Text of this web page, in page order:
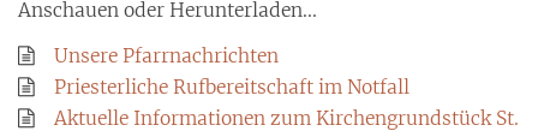
Anschauen oder Herunterladen...
Unsere Pfarrnachrichten
Priesterliche Rufbereitschaft im Notfall
Aktuelle Informationen zum Kirchengrundstück St.